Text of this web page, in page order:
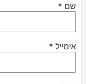
שם *
אימייל *